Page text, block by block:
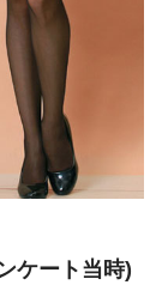
ケート当時)